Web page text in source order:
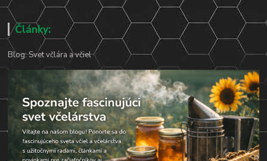
Články:
Blog: Svet včlára a včiel